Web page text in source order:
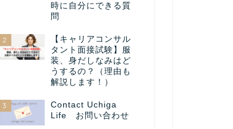
時に自分にできる質
問
2
【キャリアコンサル
タント面接試験】服
装、身だしなみはど
うするの？（理由も
解説します！）
3
Contact Uchiga
Life お問い合わせ